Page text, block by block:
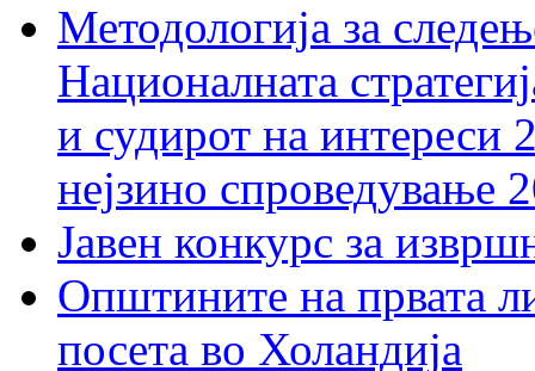
Методологија за
Националната
и судирот на интереси
нејзино спроведување
Јавен конкурс за
Општините на првата
посета во Холандија